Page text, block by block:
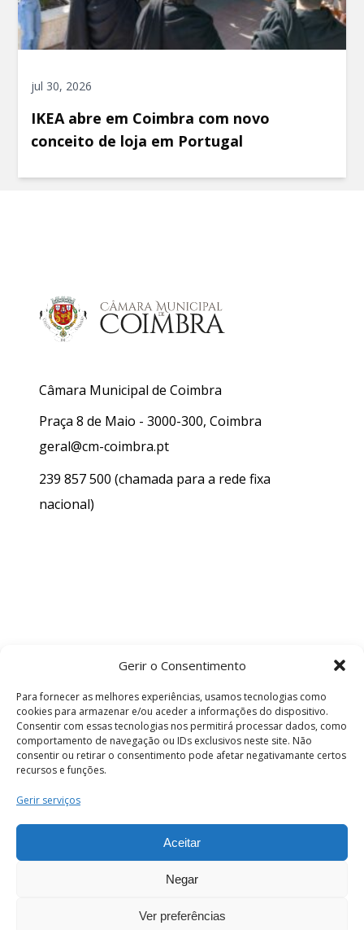
Gerir o Consentimento
Para fornecer as melhores experiências, usamos tecnologias como
cookies para armazenar e/ou aceder a informações do dispositivo.
Consentir com essas tecnologias nos permitirá processar dados, como
comportamento de navegação ou IDs exclusivos neste site. Não
consentir ou retirar o consentimento pode afetar negativamante certos
recursos e funções.
Gerir serviços
Aceitar
Negar
Ver preferências
jul 30, 2026
IKEA abre em Coimbra com novo
conceito de loja em Portugal
Câmara Municipal de Coimbra
Praça 8 de Maio - 3000-300, Coimbra
geral@cm-coimbra.pt
239 857 500 (chamada para a rede fixa
nacional)
Termos e Condições
os direitos reservados.